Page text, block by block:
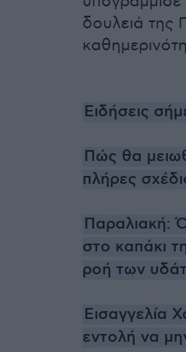
δουλειά της
Ειδήσεις
Πώς θα
πλήρες
Παραλιακή:
στο καπάκι
ροή των
Εισαγγελία
εντολή να